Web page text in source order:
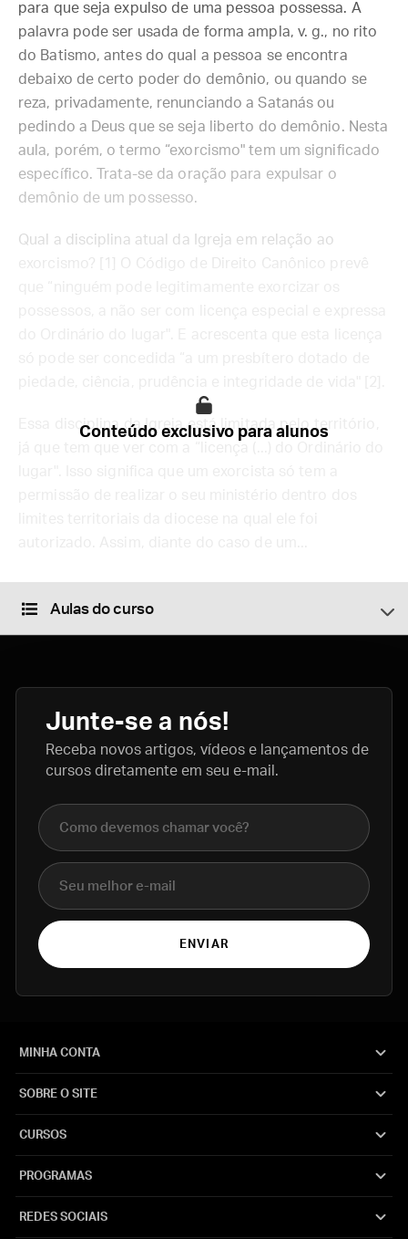
para que seja expulso de uma pessoa possessa. A
palavra pode ser usada de forma ampla, v. g., no rito
do Batismo, antes do qual a pessoa se encontra
debaixo de certo poder do demônio, ou quando se
reza, privadamente, renunciando a Satanás ou
pedindo a Deus que se seja liberto do demônio. Nesta
aula, porém, o termo “exorcismo" tem um significado
específico. Trata-se da oração para expulsar o
demônio de um possesso.
Qual a disciplina atual da Igreja em relação ao
exorcismo? [1] O Código de Direito Canônico prevê
Essa disciplina da Igreja está limitada pelo território,
Conteúdo exclusivo para alunos
Aulas do curso
Junte-se a nós!
Receba novos artigos, vídeos e lançamentos de
cursos diretamente em seu e-mail.
Nome completo
E-mail
ENVIAR
MINHA CONTA
SOBRE O SITE
CURSOS
PROGRAMAS
REDES SOCIAIS